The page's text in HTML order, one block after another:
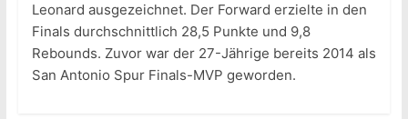
Leonard ausgezeichnet. Der Forward erzielte in den
Finals durchschnittlich 28,5 Punkte und 9,8
Rebounds. Zuvor war der 27-Jährige bereits 2014 als
San Antonio Spur Finals-MVP geworden.